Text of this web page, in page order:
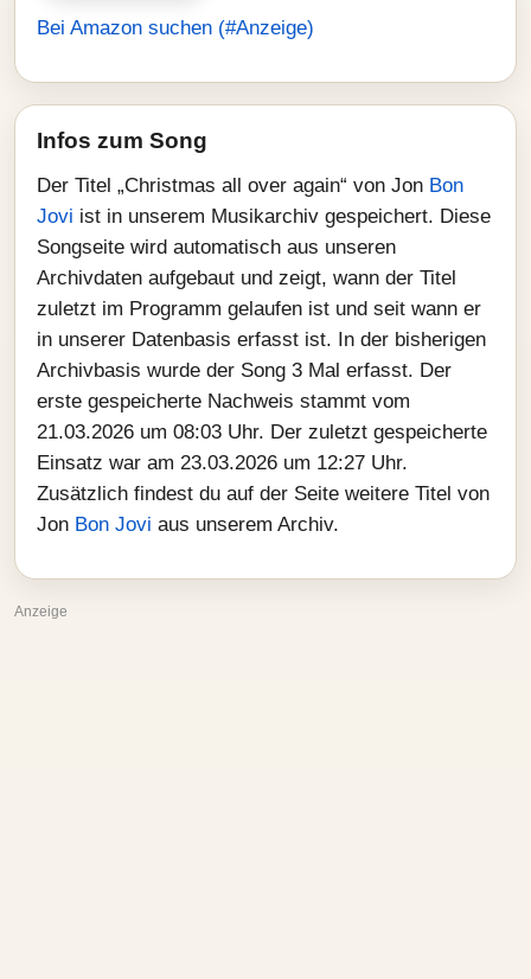
Bei Amazon suchen (#Anzeige)
Infos zum Song
Der Titel „Christmas all over again“ von Jon Bon
Jovi ist in unserem Musikarchiv gespeichert. Diese
Songseite wird automatisch aus unseren
Archivdaten aufgebaut und zeigt, wann der Titel
zuletzt im Programm gelaufen ist und seit wann er
in unserer Datenbasis erfasst ist. In der bisherigen
Archivbasis wurde der Song 3 Mal erfasst. Der
erste gespeicherte Nachweis stammt vom
21.03.2026 um 08:03 Uhr. Der zuletzt gespeicherte
Einsatz war am 23.03.2026 um 12:27 Uhr.
Zusätzlich findest du auf der Seite weitere Titel von
Jon Bon Jovi aus unserem Archiv.
Anzeige